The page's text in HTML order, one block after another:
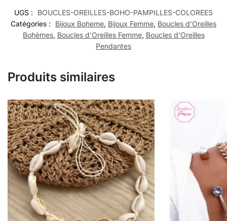
UGS :
BOUCLES-OREILLES-BOHO-PAMPILLES-COLOREES
Catégories :
Bijoux Boheme, Bijoux Femme, Boucles d'Oreilles
Bohèmes, Boucles d'Oreilles Femme, Boucles d'Oreilles
Pendantes
Produits similaires